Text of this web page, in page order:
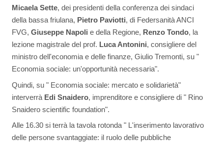
Micaela Sette, dei presidenti della conferenza dei sindaci
della bassa friulana, Pietro Paviotti, di Federsanità ANCI
FVG, Giuseppe Napoli e della Regione, Renzo Tondo, la
lezione magistrale del prof. Luca Antonini, consigliere del
ministro dell'economia e delle finanze, Giulio Tremonti, su "
Economia sociale: un'opportunità necessaria".
Quindi, su " Economia sociale: mercato e solidarietà"
interverrà Edi Snaidero, imprenditore e consigliere di " Rino
Snaidero scientific foundation".
Alle 16.30 si terrà la tavola rotonda " L'inserimento lavorativo
delle persone svantaggiate: il ruolo delle pubbliche